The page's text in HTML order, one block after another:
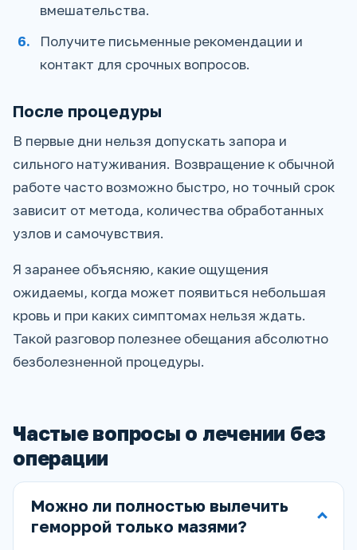
вмешательства.
Получите письменные рекомендации и
контакт для срочных вопросов.
После процедуры
В первые дни нельзя допускать запора и
сильного натуживания. Возвращение к обычной
работе часто возможно быстро, но точный срок
зависит от метода, количества обработанных
узлов и самочувствия.
Я заранее объясняю, какие ощущения
ожидаемы, когда может появиться небольшая
кровь и при каких симптомах нельзя ждать.
Такой разговор полезнее обещания абсолютно
безболезненной процедуры.
Частые вопросы о лечении без
операции
Можно ли полностью вылечить
геморрой только мазями?